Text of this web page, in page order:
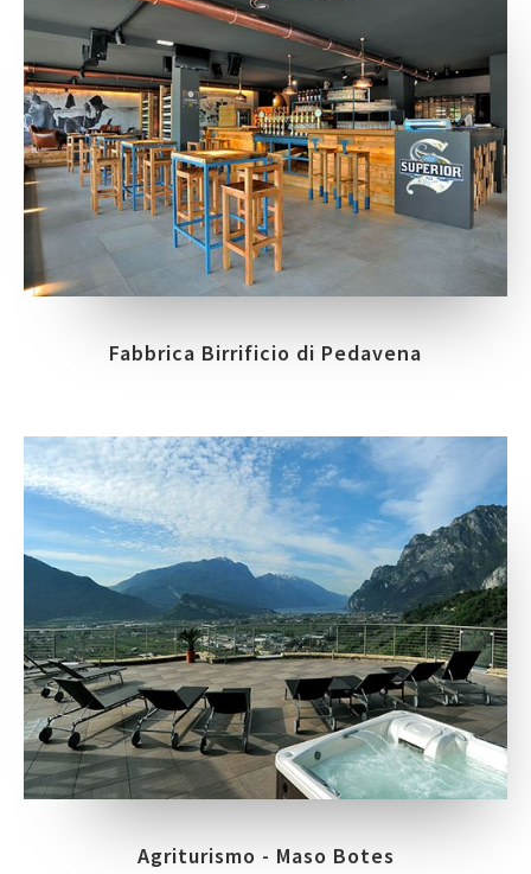
Fabbrica Birrificio di Pedavena
Agriturismo - Maso Botes